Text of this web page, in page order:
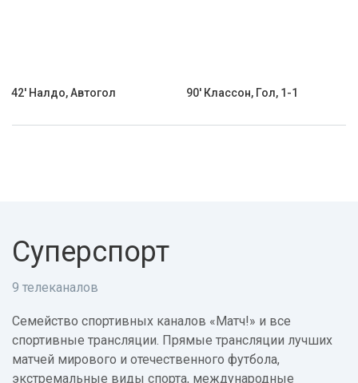
42' Налдо, Автогол 90' Классон, Гол, 1-1
Суперспорт
9 телеканалов
Семейство спортивных каналов «Матч!» и все
спортивные трансляции. Прямые трансляции лучших
матчей мирового и отечественного футбола,
экстремальные виды спорта, международные